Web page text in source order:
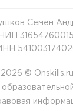
Семён
2026 © Onskills.ru